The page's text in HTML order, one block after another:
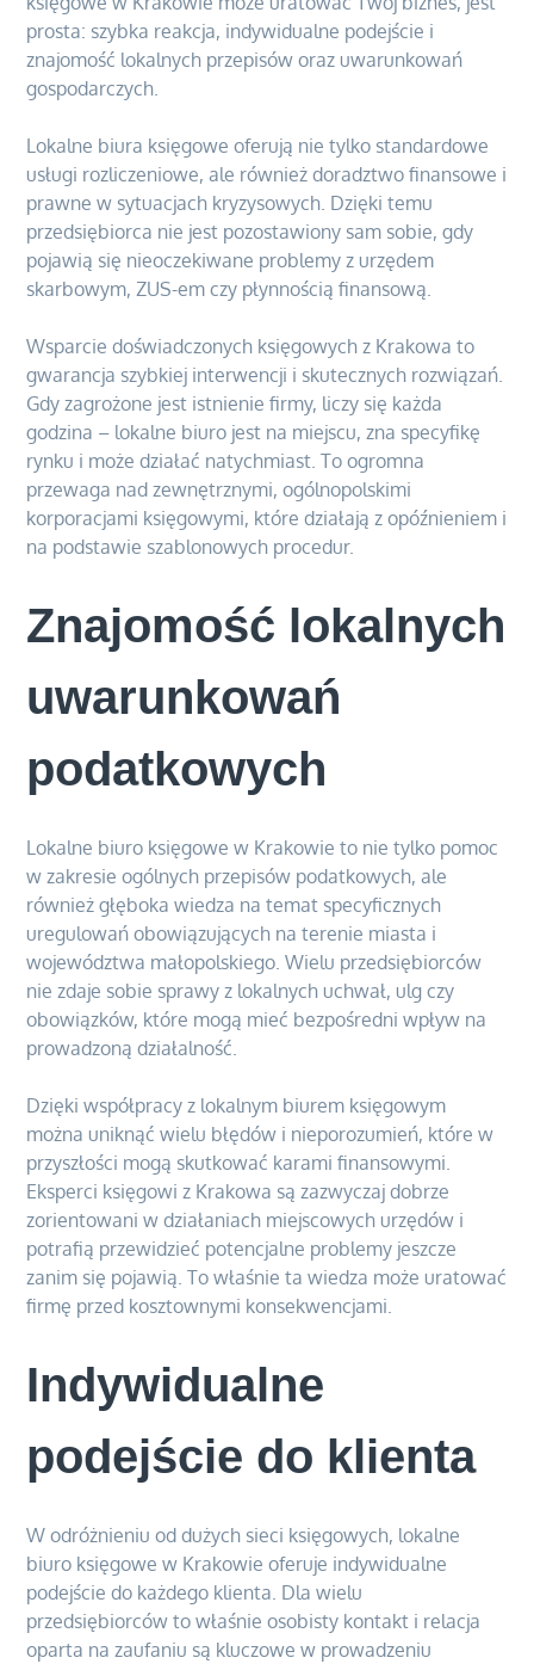
prosta: szybka reakcja, indywidualne podejście i
znajomość lokalnych przepisów oraz uwarunkowań
gospodarczych.
Lokalne biura księgowe oferują nie tylko standardowe
usługi rozliczeniowe, ale również doradztwo finansowe i
prawne w sytuacjach kryzysowych. Dzięki temu
przedsiębiorca nie jest pozostawiony sam sobie, gdy
pojawią się nieoczekiwane problemy z urzędem
skarbowym, ZUS-em czy płynnością finansową.
Wsparcie doświadczonych księgowych z Krakowa to
gwarancja szybkiej interwencji i skutecznych rozwiązań.
Gdy zagrożone jest istnienie firmy, liczy się każda
godzina – lokalne biuro jest na miejscu, zna specyfikę
rynku i może działać natychmiast. To ogromna
przewaga nad zewnętrznymi, ogólnopolskimi
korporacjami księgowymi, które działają z opóźnieniem i
na podstawie szablonowych procedur.
Znajomość lokalnych
uwarunkowań
podatkowych
Lokalne biuro księgowe w Krakowie to nie tylko pomoc
w zakresie ogólnych przepisów podatkowych, ale
również głęboka wiedza na temat specyficznych
uregulowań obowiązujących na terenie miasta i
województwa małopolskiego. Wielu przedsiębiorców
nie zdaje sobie sprawy z lokalnych uchwał, ulg czy
obowiązków, które mogą mieć bezpośredni wpływ na
prowadzoną działalność.
Dzięki współpracy z lokalnym biurem księgowym
można uniknąć wielu błędów i nieporozumień, które w
przyszłości mogą skutkować karami finansowymi.
Eksperci księgowi z Krakowa są zazwyczaj dobrze
zorientowani w działaniach miejscowych urzędów i
potrafią przewidzieć potencjalne problemy jeszcze
zanim się pojawią. To właśnie ta wiedza może uratować
firmę przed kosztownymi konsekwencjami.
Indywidualne
podejście do klienta
W odróżnieniu od dużych sieci księgowych, lokalne
biuro księgowe w Krakowie oferuje indywidualne
podejście do każdego klienta. Dla wielu
przedsiębiorców to właśnie osobisty kontakt i relacja
oparta na zaufaniu są kluczowe w prowadzeniu